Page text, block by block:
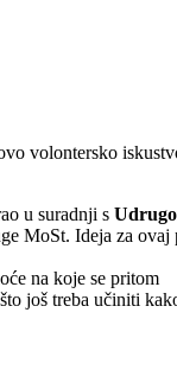
volontersko
u suradnji s
MoSt. Ideja za
na koje se pritom
još treba učiniti